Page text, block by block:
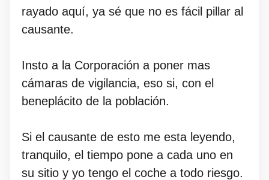
rayado aquí, ya sé que no es fácil pillar al
causante.
Insto a la Corporación a poner mas
cámaras de vigilancia, eso si, con el
beneplácito de la población.
Si el causante de esto me esta leyendo,
tranquilo, el tiempo pone a cada uno en
su sitio y yo tengo el coche a todo riesgo.